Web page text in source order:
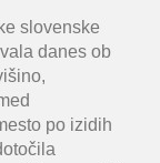
slovenske
danes ob
po izidih